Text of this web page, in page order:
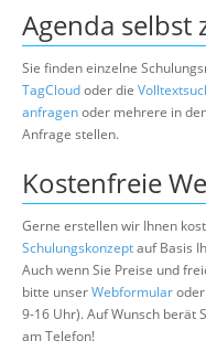
Agenda selbst
Sie finden einzelne
TagCloudoder die
anfragenoder mehrere in
Anfrage stellen.
Kostenfreie
Gerne erstellen wir Ihnen
Schulungskonzeptauf Basis
Auch wenn Sie Preise und
bitte unserWebformular
9-16 Uhr). Auf Wunsch berät
am Telefon!